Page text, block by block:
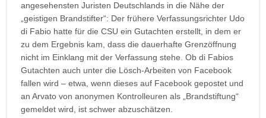
angesehensten Juristen Deutschlands in die Nähe der
„geistigen Brandstifter“: Der frühere Verfassungsrichter Udo
di Fabio hatte für die CSU ein Gutachten erstellt, in dem er
zu dem Ergebnis kam, dass die dauerhafte Grenzöffnung
nicht im Einklang mit der Verfassung stehe. Ob di Fabios
Gutachten auch unter die Lösch-Arbeiten von Facebook
fallen wird – etwa, wenn dieses auf Facebook gepostet und
an Arvato von anonymen Kontrolleuren als „Brandstiftung“
gemeldet wird, ist schwer abzuschätzen.